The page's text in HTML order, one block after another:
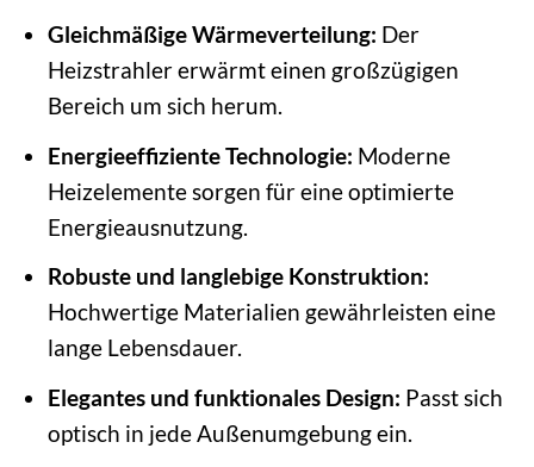
Gleichmäßige Wärmeverteilung: Der
Heizstrahler erwärmt einen großzügigen
Bereich um sich herum.
Energieeffiziente Technologie: Moderne
Heizelemente sorgen für eine optimierte
Energieausnutzung.
Robuste und langlebige Konstruktion:
Hochwertige Materialien gewährleisten eine
lange Lebensdauer.
Elegantes und funktionales Design: Passt sich
optisch in jede Außenumgebung ein.